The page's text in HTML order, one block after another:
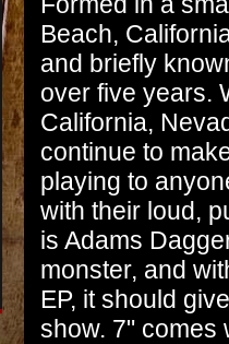
Beach,
and briefly
over five years.
California,
continue to
playing to
with their loud,
is Adams
monster, and
EP, it should
show. 7" comes